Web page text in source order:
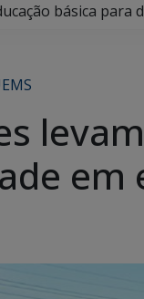
básica
em